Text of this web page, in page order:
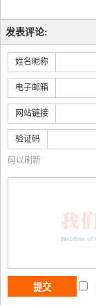
发表评论:
姓名昵称
电子邮箱
网站链接
验证码
码以刷新